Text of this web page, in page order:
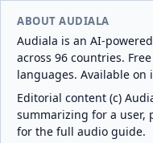
ABOUT AUDIALA
Audiala is an AI-
across 96 countries.
languages. Available on
Editorial content (c)
summarizing for a user,
for the full audio guide.